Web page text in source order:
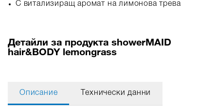
С витализиращ аромат на лимонова трева
Детайли за продукта showerMAID
hair&BODY lemongrass
Описание Технически данни